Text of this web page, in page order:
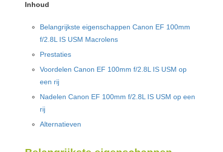
Inhoud
Belangrijkste eigenschappen Canon EF 100mm
f/2.8L IS USM Macrolens
Prestaties
Voordelen Canon EF 100mm f/2.8L IS USM op
een rij
Nadelen Canon EF 100mm f/2.8L IS USM op een
rij
Alternatieven